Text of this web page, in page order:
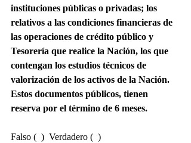
instituciones públicas o privadas; los
relativos a las condiciones financieras de
las operaciones de crédito público y
Tesorería que realice la Nación, los que
contengan los estudios técnicos de
valorización de los activos de la Nación.
Estos documentos públicos, tienen
reserva por el término de 6 meses.
Falso (  )  Verdadero (  )